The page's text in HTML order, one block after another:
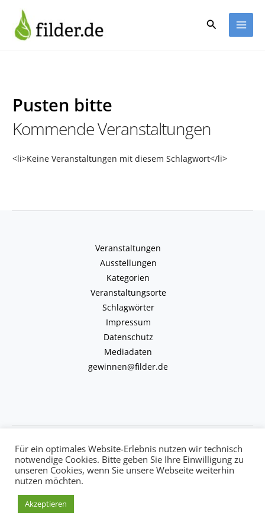
Inhalt
springen
Suchen
Pusten bitte
Kommende Veranstaltungen
<li>Keine Veranstaltungen mit diesem Schlagwort</li>
Veranstaltungen
Ausstellungen
Kategorien
Veranstaltungsorte
Schlagwörter
Impressum
Datenschutz
Mediadaten
gewinnen@filder.de
Copyright © 2026 kulturkalender-filder.de | Powered by kulturkalender-
filder.de
Für ein optimales Website-Erlebnis nutzen wir technisch
notwendige Cookies. Bitte geben Sie Ihre Einwilligung zu
unseren Cookies, wenn Sie unsere Webseite weiterhin
nutzen möchten.
Akzeptieren